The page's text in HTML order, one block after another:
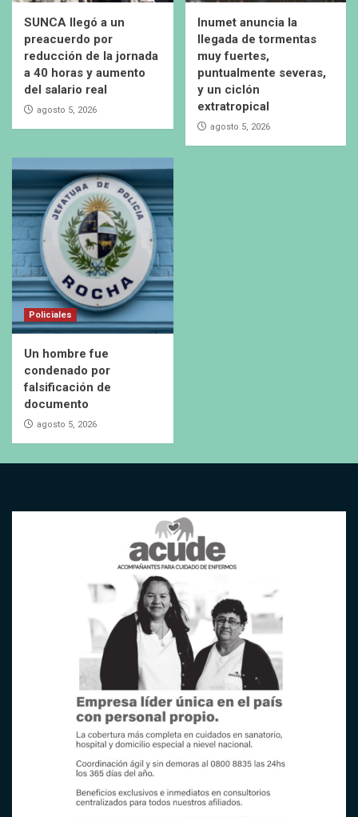
SUNCA llegó a un
preacuerdo por
reducción de la jornada
a 40 horas y aumento
del salario real
agosto 5, 2026
Inumet anuncia la
llegada de tormentas
muy fuertes,
puntualmente severas,
y un ciclón
extratropical
agosto 5, 2026
Policiales
Un hombre fue
condenado por
falsificación de
documento
agosto 5, 2026